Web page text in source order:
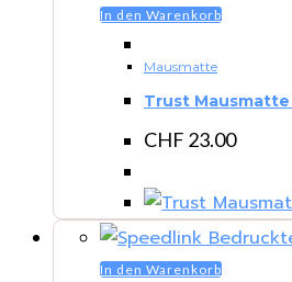
In den Warenkorb
Mausmatte
Trust Mausmatte
CHF 23.00
In den Warenkorb